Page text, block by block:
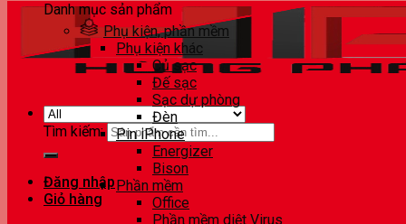
Tìm kiếm:
Đăng nhập
Giỏ hàng
Danh mục sản phẩm
Phụ kiện, phần mềm
Phụ kiện khác
Củ sạc
Đế sạc
Sạc dự phòng
Đèn
Pin iPhone
Energizer
Bison
Phần mềm
Office
Phần mềm diệt Virus